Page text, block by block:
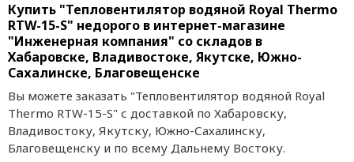
Купить "Тепловентилятор водяной Royal Thermo
RTW-15-S" недорого в интернет-магазине
"Инженерная компания" со складов в
Хабаровске, Владивостоке, Якутске, Южно-
Сахалинске, Благовещенске
Вы можете заказать "Тепловентилятор водяной Royal
Thermo RTW-15-S" с доставкой по Хабаровску,
Владивостоку, Якутску, Южно-Сахалинску,
Благовещенску и по всему Дальнему Востоку.